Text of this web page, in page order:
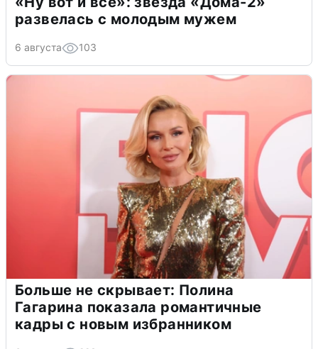
развелась с молодым мужем
6 августа 103
Больше не скрывает: Полина
Гагарина показала романтичные
кадры с новым избранником